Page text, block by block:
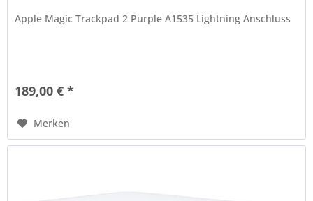
Apple Magic Trackpad 2 Purple A1535 Lightning Anschluss
189,00 € *
Merken